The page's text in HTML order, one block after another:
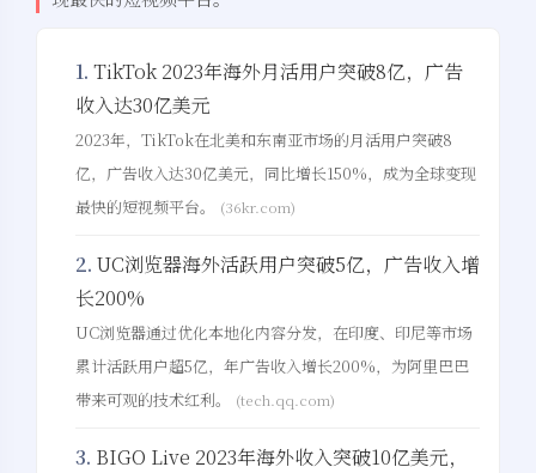
1. TikTok 2023年海外月活用户突破8亿，广告
收入达30亿美元
2023年，TikTok在北美和东南亚市场的月活用户突破8
亿，广告收入达30亿美元，同比增长150%，成为全球变现
最快的短视频平台。
(36kr.com)
2. UC浏览器海外活跃用户突破5亿，广告收入增
长200%
UC浏览器通过优化本地化内容分发，在印度、印尼等市场
累计活跃用户超5亿，年广告收入增长200%，为阿里巴巴
带来可观的技术红利。
(tech.qq.com)
3. BIGO Live 2023年海外收入突破10亿美元，